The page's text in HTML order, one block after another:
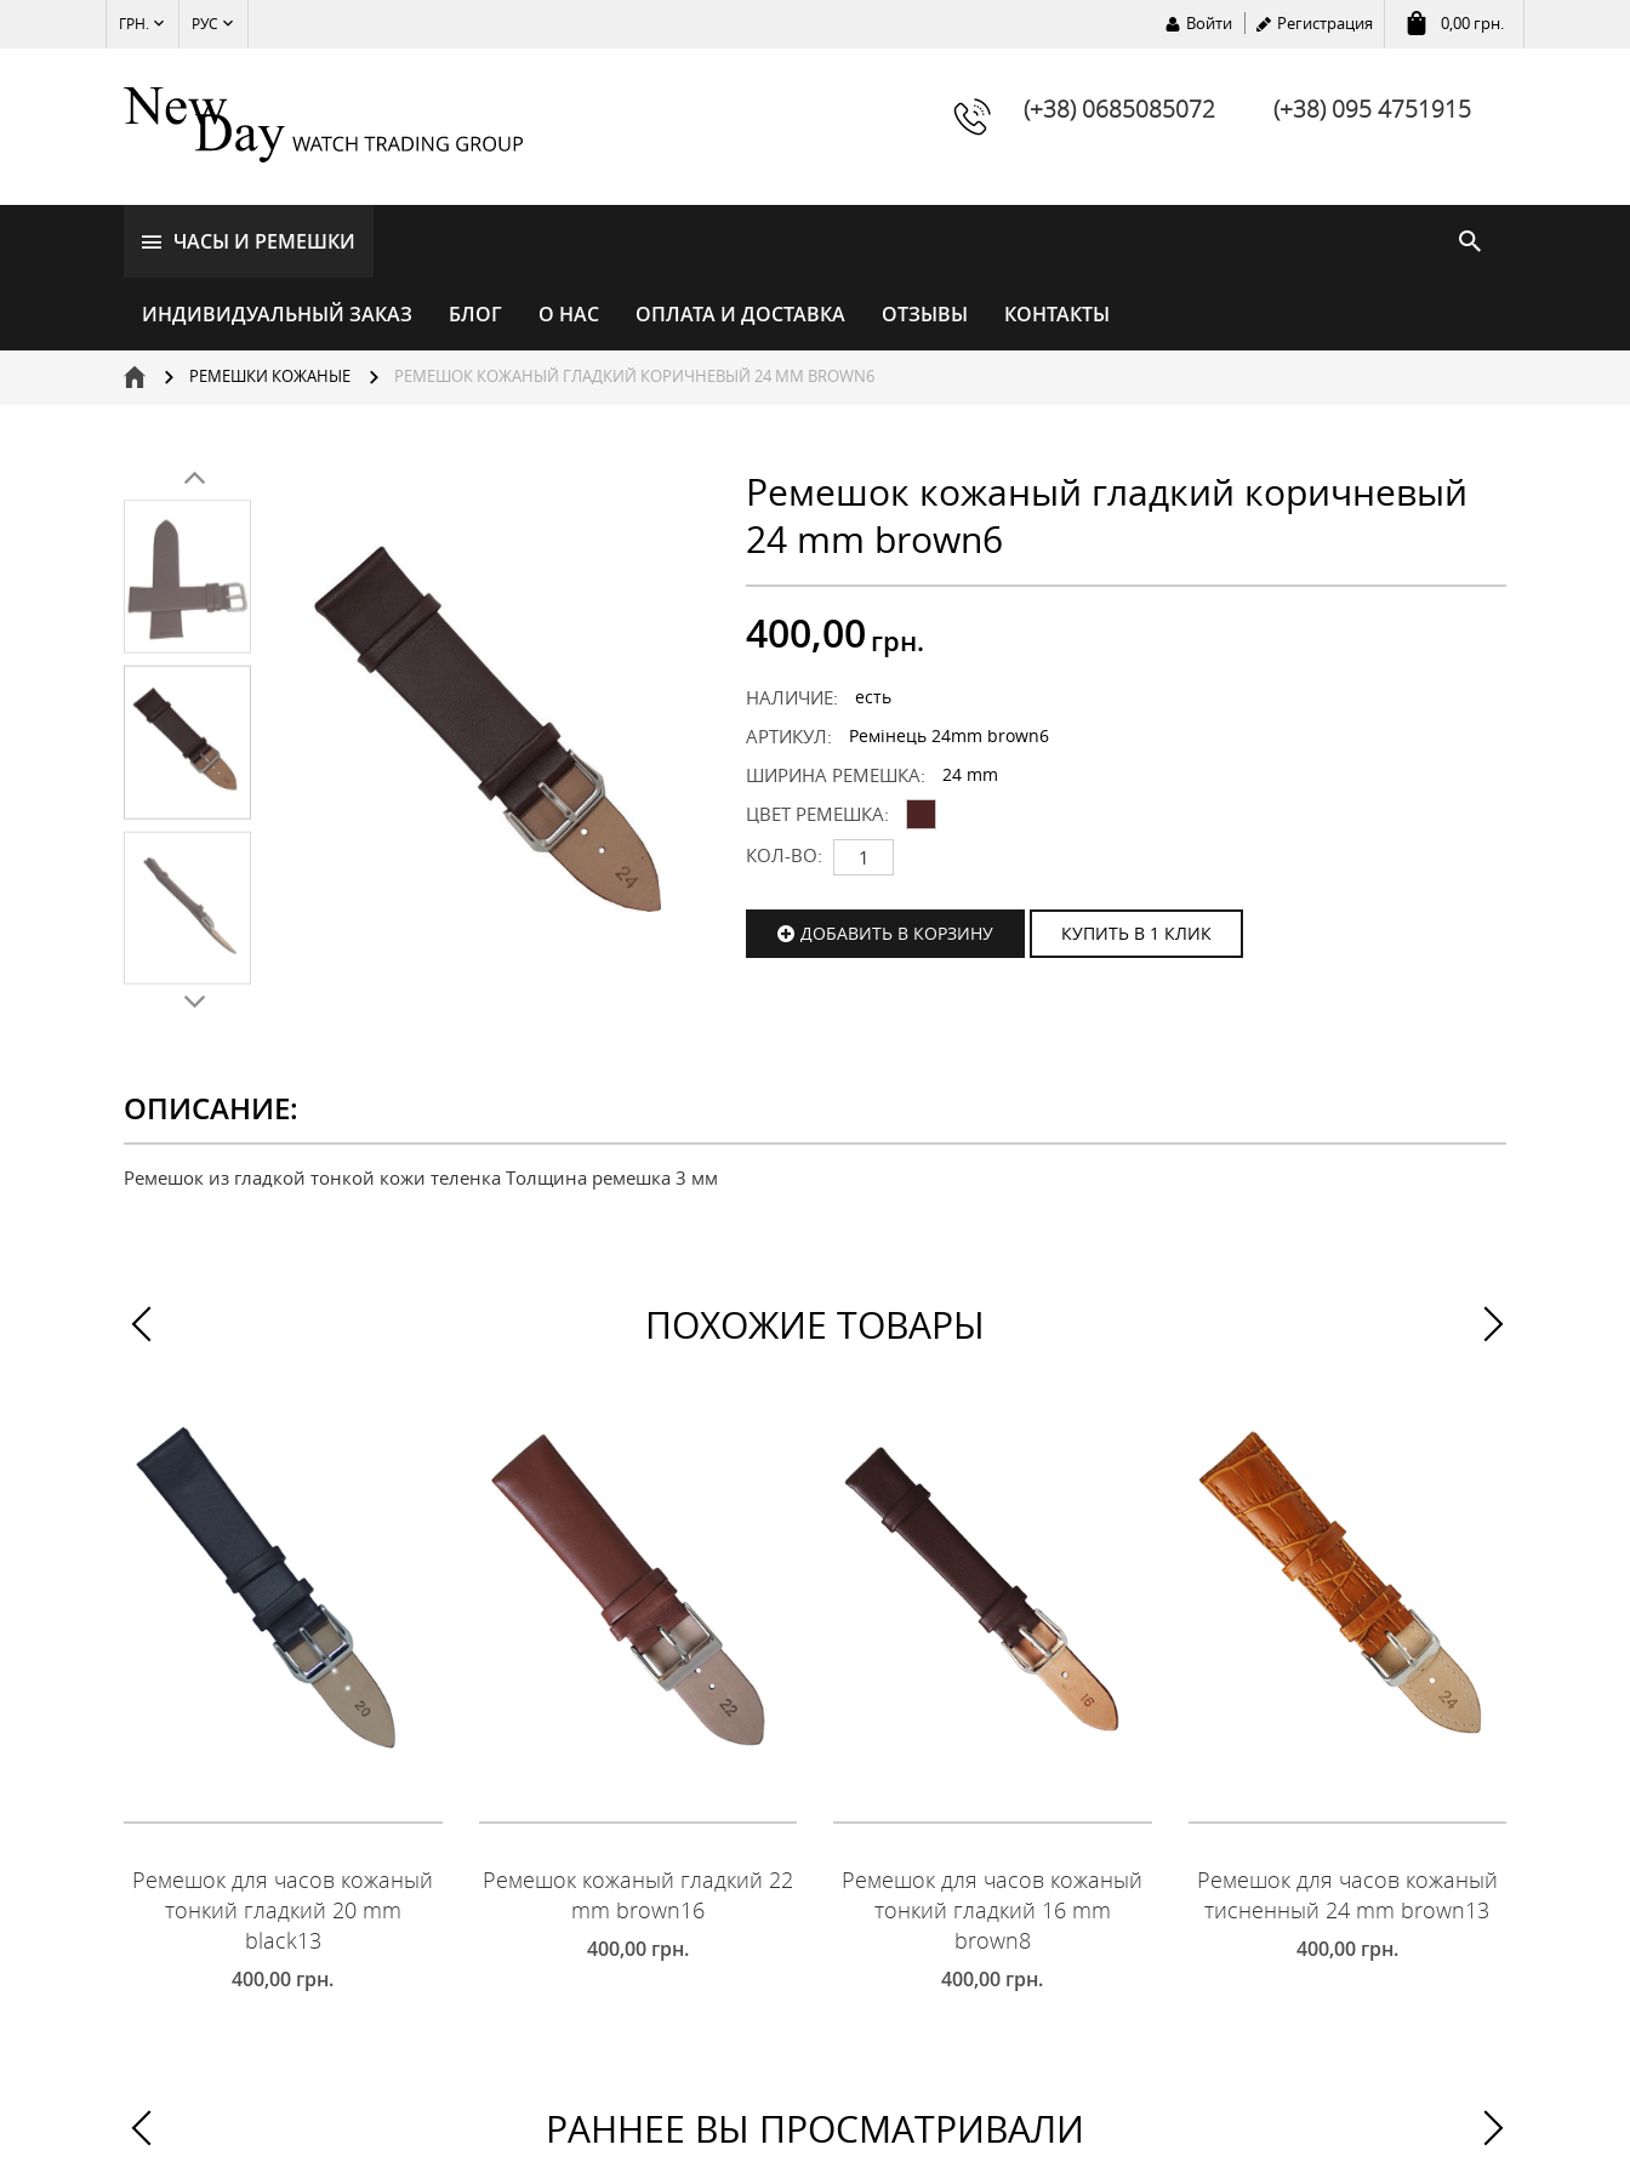
ГРН. РУС Войти Регистрация 0,00 грн.
(+38) 0685085072 (+38) 095 4751915
ЧАСЫ И РЕМЕШКИ
ИНДИВИДУАЛЬНЫЙ ЗАКАЗ БЛОГ О НАС ОПЛАТА И ДОСТАВКА ОТЗЫВЫ КОНТАКТЫ
ЧАСЫ ЖЕНСКИЕ
ЧАСЫ
УНИСЕКС
РЕМЕШКИ КОЖАНЫЕ РЕМЕШОК КОЖАНЫЙ ГЛАДКИЙ КОРИЧНЕВЫЙ 24 MM BROWN6
Ремешок кожаный гладкий коричневый
24 mm brown6
400,00 грн.
НАЛИЧИЕ: есть
АРТИКУЛ: Ремінець 24mm brown6
ШИРИНА РЕМЕШКА: 24 mm
ЦВЕТ РЕМЕШКА:
КОЛ-ВО:
ДОБАВИТЬ В КОРЗИНУ КУПИТЬ В 1 КЛИК
ОПИСАНИЕ:
Ремешок из гладкой тонкой кожи теленка Толщина ремешка 3 мм
ПОХОЖИЕ ТОВАРЫ
Ремешок для часов кожаный
тонкий гладкий 20 mm
black13
400,00 грн.
Ремешок кожаный гладкий 22
mm brown16
400,00 грн.
Ремешок для часов кожаный
тонкий гладкий 16 mm
brown8
400,00 грн.
Ремешок для часов кожаный
тисненный 24 mm brown13
400,00 грн.
РАННЕЕ ВЫ ПРОСМАТРИВАЛИ